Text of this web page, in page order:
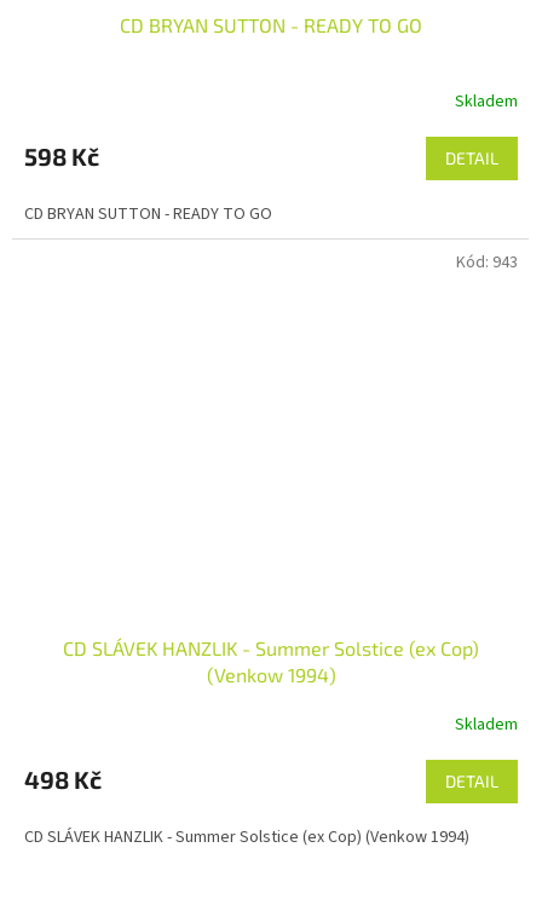
CD BRYAN SUTTON - READY TO GO
Skladem
598 Kč DETAIL
CD BRYAN SUTTON - READY TO GO
CD SLÁVEK HANZLIK - Summer Solstice (ex Cop)
(Venkow 1994)
Skladem
498 Kč DETAIL
CD SLÁVEK HANZLIK - Summer Solstice (ex Cop) (Venkow 1994)
Kód: 943